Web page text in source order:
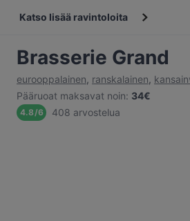
Katso lisää ravintoloita
Brasserie Grand
eurooppalainen, ranskalainen,
Pääruoat maksavat noin: 34€
4.8/6 408 arvostelua